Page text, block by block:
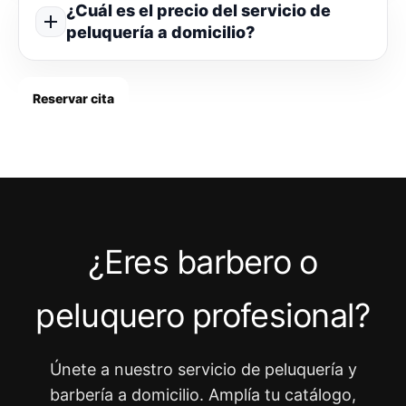
¿Cuál es el precio del servicio de
peluquería a domicilio?
Reservar cita
¿Eres barbero o
peluquero profesional?
Únete a nuestro servicio de peluquería y
barbería a domicilio. Amplía tu catálogo,